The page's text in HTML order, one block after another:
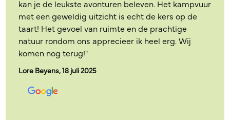
kan je de leukste avonturen beleven. Het kampvuur
met een geweldig uitzicht is echt de kers op de
taart! Het gevoel van ruimte en de prachtige
natuur rondom ons apprecieer ik heel erg. Wij
komen nog terug!"
Lore Beyens, 18 juli 2025